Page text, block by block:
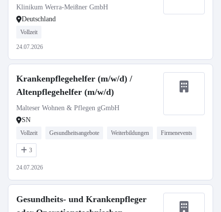
Klinikum Werra-Meißner GmbH
Deutschland
Vollzeit
24.07.2026
Krankenpflegehelfer (m/w/d) /
Altenpflegehelfer (m/w/d)
Malteser Wohnen & Pflegen gGmbH
SN
Vollzeit Gesundheitsangebote Weiterbildungen Firmenevents
3
24.07.2026
Gesundheits- und Krankenpfleger